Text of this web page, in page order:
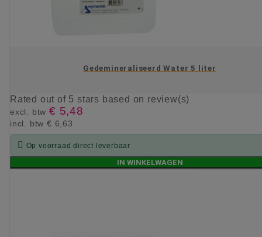
Gedemineraliseerd Water 5 liter
Rated out of 5 stars based on review(s)
excl. btw € 5,48
incl. btw € 6,63
 Op voorraad direct leverbaar
IN WINKELWAGEN